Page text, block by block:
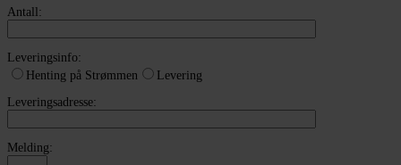
Antall:
Leveringsinfo:
Henting på Strømmen
Levering
Leveringsadresse:
Melding: